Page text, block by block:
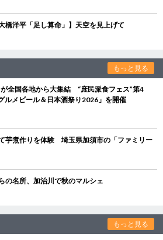
橋洋平「足し算命」】天空を見上げて
もっと見る
全国各地から大集結 “庶民派食フェス”第4
ルメビール＆日本酒祭り2026」を開催
芋煮作りを体験 埼玉県加須市の「ファミリー
の名所、加治川で秋のマルシェ
もっと見る